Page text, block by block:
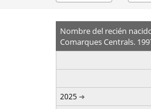
Nombre del recién
Comarques Centrals.
2025